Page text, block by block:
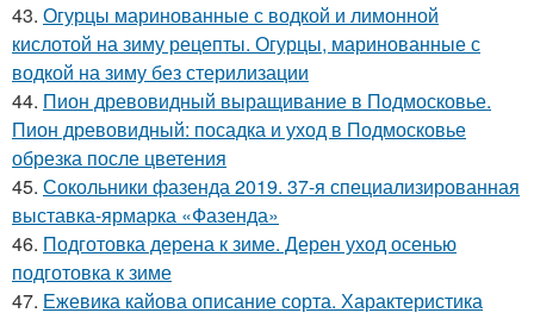
43. Огурцы маринованные с водкой и лимонной
кислотой на зиму рецепты. Огурцы, маринованные с
водкой на зиму без стерилизации
44. Пион древовидный выращивание в Подмосковье.
Пион древовидный: посадка и уход в Подмосковье
обрезка после цветения
45. Сокольники фазенда 2019. 37-я специализированная
выставка-ярмарка «Фазенда»
46. Подготовка дерена к зиме. Дерен уход осенью
подготовка к зиме
47. Ежевика кайова описание сорта. Характеристика